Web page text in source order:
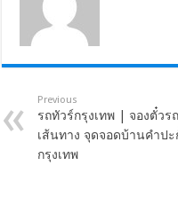
Previous
รถทัวร์กรุงเทพ | จองตั๋วร
เส้นทาง จุดจอดบ้านคำปะ
กรุงเทพ